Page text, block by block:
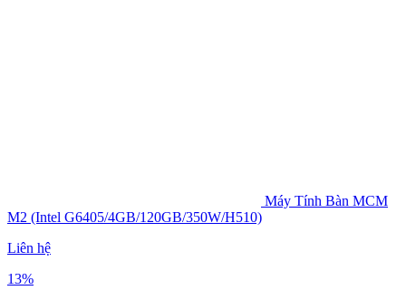
Máy Tính Bàn MCM
M2 (Intel G6405/4GB/120GB/350W/H510)
Liên hệ
13%